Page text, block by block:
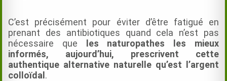
C’est précisément pour éviter d’être fatigué en
prenant des antibiotiques quand cela n’est pas
nécessaire que les naturopathes les mieux
informés, aujourd’hui, prescrivent cette
authentique alternative naturelle qu’est l’argent
colloïdal .